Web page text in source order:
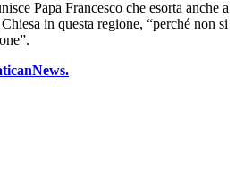
Papa Francesco che esorta anche a
in questa regione, “perché non si